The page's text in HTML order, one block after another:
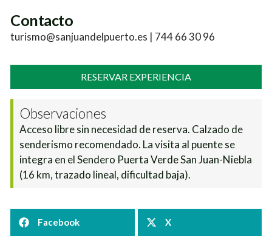
Contacto
turismo@sanjuandelpuerto.es | 744 66 30 96
RESERVAR EXPERIENCIA
Observaciones
Acceso libre sin necesidad de reserva. Calzado de
senderismo recomendado. La visita al puente se
integra en el Sendero Puerta Verde San Juan-Niebla
(16 km, trazado lineal, dificultad baja).
Facebook X